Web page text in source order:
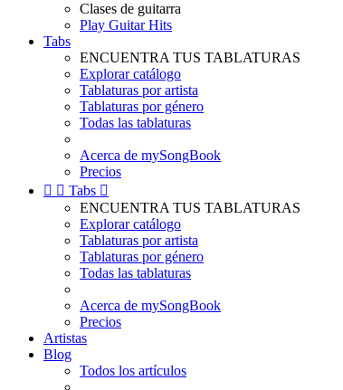
Clases de guitarra
Play Guitar Hits
Tabs
ENCUENTRA TUS TABLATURAS
Explorar catálogo
Tablaturas por artista
Tablaturas por género
Todas las tablaturas
Acerca de mySongBook
Precios
  Tabs 
ENCUENTRA TUS TABLATURAS
Explorar catálogo
Tablaturas por artista
Tablaturas por género
Todas las tablaturas
Acerca de mySongBook
Precios
Artistas
Blog
Todos los artículos